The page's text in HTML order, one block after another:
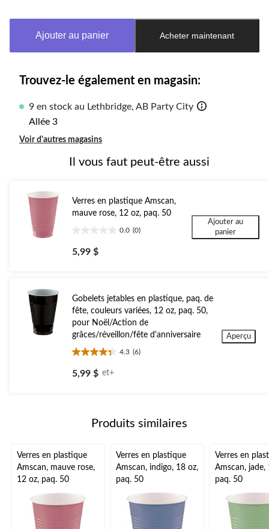
à
Ajouter au panier Acheter maintenant
Trouvez-le également en magasin:
9 en stock au Lethbridge, AB Party City
Allée 3
Voir d'autres magasins
Il vous faut peut-être aussi
Verres en plastique Amscan,
mauve rose, 12 oz, paq. 50
0.0 (0)
étoile(s)
sur
5,99 $
Ajouter au
panier
Gobelets jetables en plastique, paq. de
fête, couleurs variées, 12 oz, paq. 50,
pour Noël/Action de
grâces/réveillon/fête d'anniversaire
4.3 (6)
4.3
étoile(s)
sur
5,99 $ et+
Aperçu
Produits similaires
Verres en plastique
Amscan, mauve rose,
12 oz, paq. 50
Verres en plastique
Amscan, indigo, 18 oz,
paq. 50
Verres en
Amscan, jade,
paq. 50